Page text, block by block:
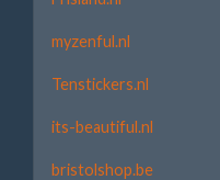
myzenful.nl
Tenstickers.nl
its-beautiful.nl
bristolshop.be